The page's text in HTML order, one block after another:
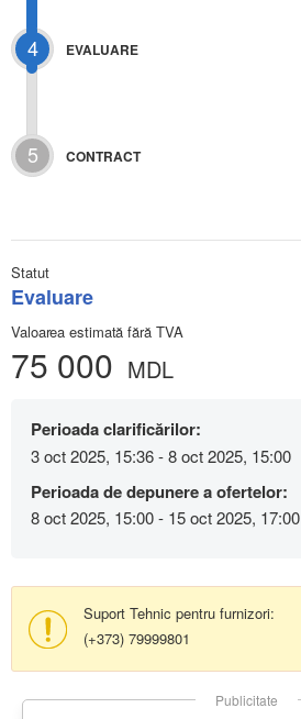
4 EVALUARE
5 CONTRACT
Statut
Evaluare
Valoarea estimată fără TVA
75 000 MDL
Perioada clarificărilor:
3 oct 2025, 15:36 - 8 oct 2025, 15:00
Perioada de depunere a ofertelor:
8 oct 2025, 15:00 - 15 oct 2025, 17:00
Suport Tehnic pentru furnizori:
(+373) 79999801
Publicitate